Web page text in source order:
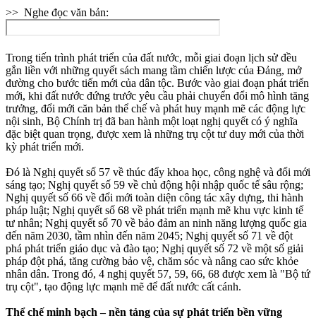
>> Nghe đọc văn bản:
Trong tiến trình phát triển của đất nước, mỗi giai đoạn lịch sử đều
gắn liền với những quyết sách mang tầm chiến lược của Đảng, mở
đường cho bước tiến mới của dân tộc. Bước vào giai đoạn phát triển
mới, khi đất nước đứng trước yêu cầu phải chuyển đổi mô hình tăng
trưởng, đổi mới căn bản thể chế và phát huy mạnh mẽ các động lực
nội sinh, Bộ Chính trị đã ban hành một loạt nghị quyết có ý nghĩa
đặc biệt quan trọng, được xem là những trụ cột tư duy mới của thời
kỳ phát triển mới.
Đó là Nghị quyết số 57 về thúc đẩy khoa học, công nghệ và đổi mới
sáng tạo; Nghị quyết số 59 về chủ động hội nhập quốc tế sâu rộng;
Nghị quyết số 66 về đổi mới toàn diện công tác xây dựng, thi hành
pháp luật; Nghị quyết số 68 về phát triển mạnh mẽ khu vực kinh tế
tư nhân; Nghị quyết số 70 về bảo đảm an ninh năng lượng quốc gia
đến năm 2030, tầm nhìn đến năm 2045; Nghị quyết số 71 về đột
phá phát triển giáo dục và đào tạo; Nghị quyết số 72 về một số giải
pháp đột phá, tăng cường bảo vệ, chăm sóc và nâng cao sức khỏe
nhân dân. Trong đó, 4 nghị quyết 57, 59, 66, 68 được xem là "Bộ tứ
trụ cột", tạo động lực mạnh mẽ để đất nước cất cánh.
Thể chế minh bạch – nền tảng của sự phát triển bền vững